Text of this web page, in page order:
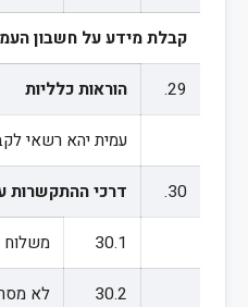
קבלת מידע על חשבון
29. הוראות כלליות
עמית יהא רשאי
30. דרכי ההתקשרות
30.1 משלוח
30.2 לא